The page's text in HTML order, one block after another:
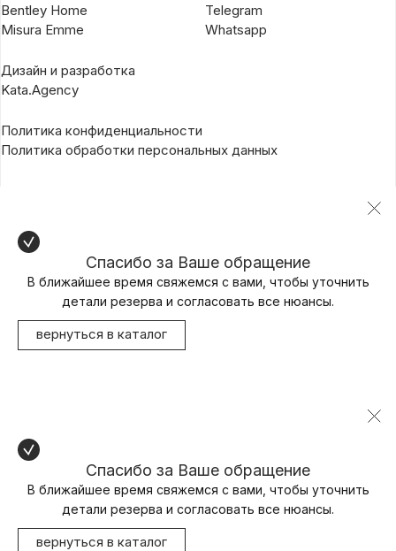
Bentley Home
Misura Emme
Telegram
Whatsapp
Дизайн и разработка
Kata.Agency
Политика конфиденциальности
Политика обработки персональных данных
Спасибо за Ваше обращение
В ближайшее время свяжемся с вами, чтобы уточнить
детали резерва и согласовать все нюансы.
вернуться в каталог
Спасибо за Ваше обращение
В ближайшее время свяжемся с вами, чтобы уточнить
детали резерва и согласовать все нюансы.
вернуться в каталог